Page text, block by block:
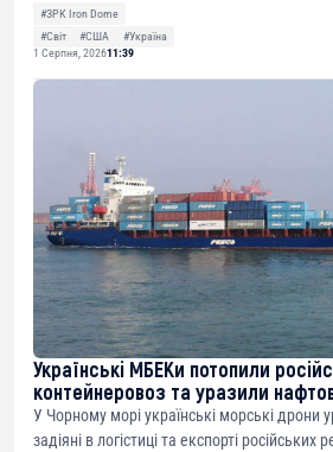
#ЗРК Iron Dome
#Світ
#США
#Україна
1 Серпня, 202611:39
Українські МБЕКи потопили
контейнеровоз та уразили
У Чорному морі українські морські дрони
задіяні в логістиці та експорті російських